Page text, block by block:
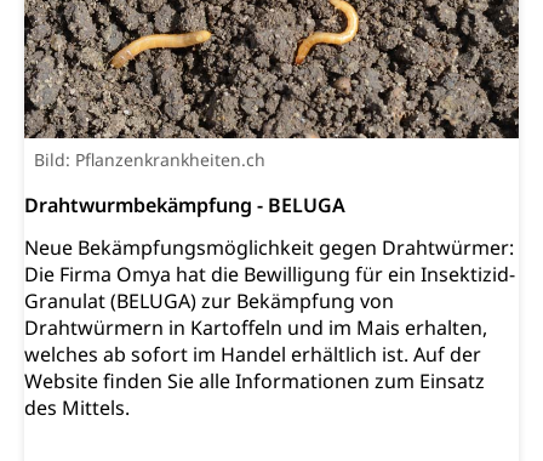
Bild: Pflanzenkrankheiten.ch
Drahtwurmbekämpfung - BELUGA
Neue Bekämpfungsmöglichkeit gegen Drahtwürmer:
Die Firma Omya hat die Bewilligung für ein Insektizid-
Granulat (BELUGA) zur Bekämpfung von
Drahtwürmern in Kartoffeln und im Mais erhalten,
welches ab sofort im Handel erhältlich ist. Auf der
Website finden Sie alle Informationen zum Einsatz
des Mittels.
Altersrente, Invalidenrente, Witwenrente,
Sozialversicherung, Vorsorgeeinrichtung,
Pensionskasse, erste Säule, zweite Säule, dritte
Säule, Hilflosenentschädigung,
Ergänzungsleistungen, Altersvorsorge,
Todesfallversicherung
AHV-Beiträge (WAS Luzern)
Informationsstelle AHV/IV
Ergänzungsleistungen (EL) (WAS Luzern)
AHV-Altersrente (WAS Luzern)
Behinderung
geistige Behinderung, psychische Behinderung,
Erwerbsunfähigkeit, Behinderte
Inklusion im Sport
Menschen mit Behinderungen
Kultur und Medien